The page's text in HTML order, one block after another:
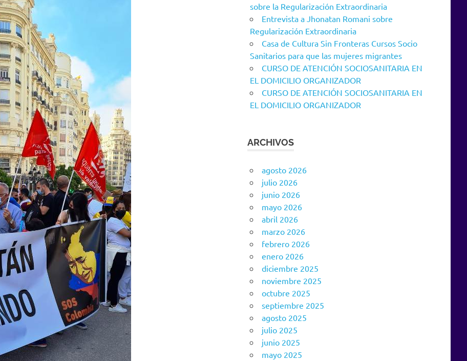
sobre la Regularización Extraordinaria
Entrevista a Jhonatan Romani sobre
Regularización Extraordinaria
Casa de Cultura Sin Fronteras Cursos Socio
Sanitarios para que las mujeres migrantes
CURSO DE ATENCIÓN SOCIOSANITARIA EN
EL DOMICILIO ORGANIZADOR
CURSO DE ATENCIÓN SOCIOSANITARIA EN
EL DOMICILIO ORGANIZADOR
ARCHIVOS
agosto 2026
julio 2026
junio 2026
mayo 2026
abril 2026
marzo 2026
febrero 2026
enero 2026
diciembre 2025
noviembre 2025
octubre 2025
septiembre 2025
agosto 2025
julio 2025
junio 2025
mayo 2025